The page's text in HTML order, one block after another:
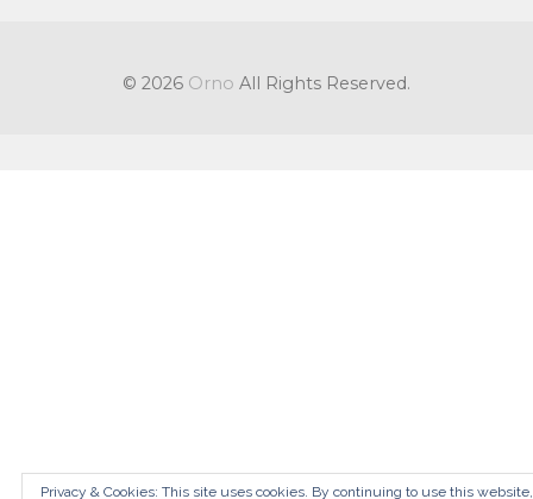
© 2026 Orno All Rights Reserved.
Privacy & Cookies: This site uses cookies. By continuing to use this